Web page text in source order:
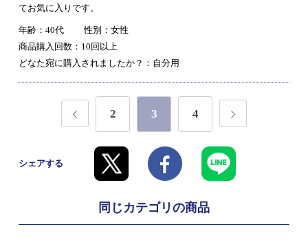
てお気に入りです。
年齢：40代
性別：女性
商品購入回数：10回以上
どなた宛に購入されましたか？：自分用
2 3 4
シェアする
同じカテゴリの商品